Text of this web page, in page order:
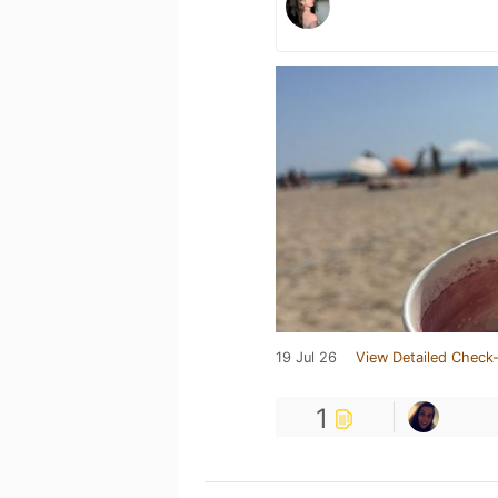
19 Jul 26 View Detailed
1